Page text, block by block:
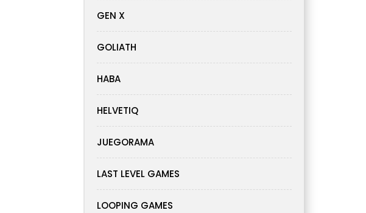
GEN X
GOLIATH
HABA
HELVETIQ
JUEGORAMA
LAST LEVEL GAMES
LOOPING GAMES